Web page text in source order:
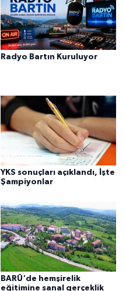
Radyo Bartın Kuruluyor
YKS sonuçları açıklandı, İşte
Şampiyonlar
BARÜ'de hemşirelik
eğitimine sanal gerçeklik